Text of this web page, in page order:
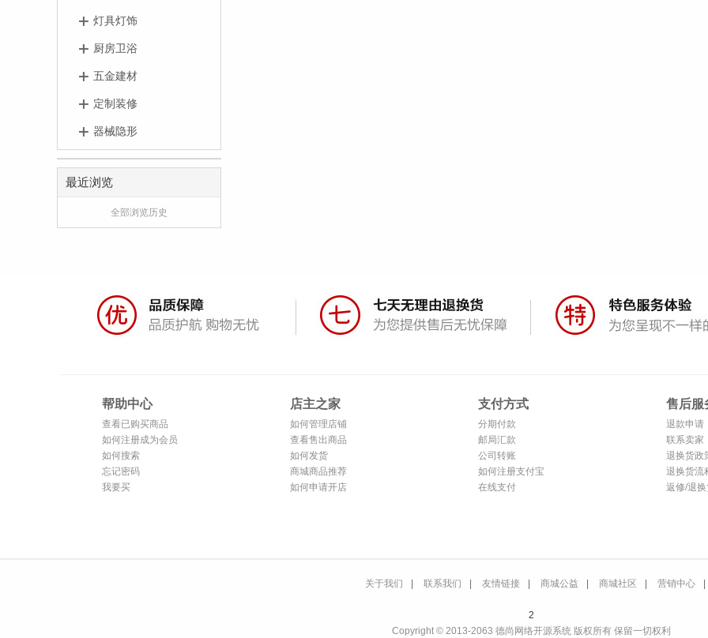
灯具灯饰
厨房卫浴
五金建材
定制装修
器械隐形
最近浏览
全部浏览历史
帮助中心
查看已购买商品
如何注册成为会员
如何搜索
忘记密码
我要买
店主之家
如何管理店铺
查看售出商品
如何发货
商城商品推荐
如何申请开店
支付方式
分期付款
邮局汇款
公司转账
如何注册支付宝
在线支付
售后服
退款申请
联系卖家
退换货政
退换货流
返修/退
关于我们 | 联系我们 | 友情链接 | 商城公益 | 商城社区 | 营销中心 |
2
Copyright © 2013-2063 德尚网络开源系统 版权所有 保留一切权利